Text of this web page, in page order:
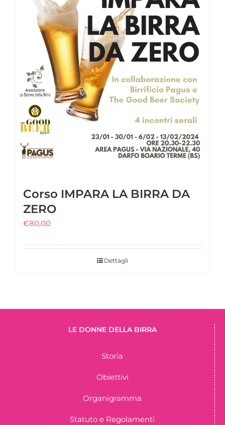
opzioni
possono
essere
scelte
nella
pagina
del
prodotto
Corso IMPARA LA BIRRA DA
ZERO
€80,00
Dettagli
LE DONNE DELLA BIRRA
Storia
Obiettivi
Organigramma
Statuto e Regolamenti